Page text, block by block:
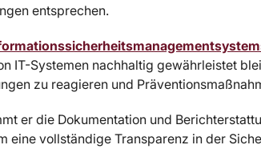
entsprechen.
IT-Systemen nachhaltig gewährleistet
zu reagieren und
er die Dokumentation und
eine vollständige Transparenz in der